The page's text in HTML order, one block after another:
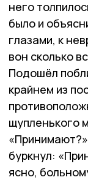
него
было и
глазами, к
вон сколько
Подошёл
крайнем из
щупленького
буркнул:
ясно,